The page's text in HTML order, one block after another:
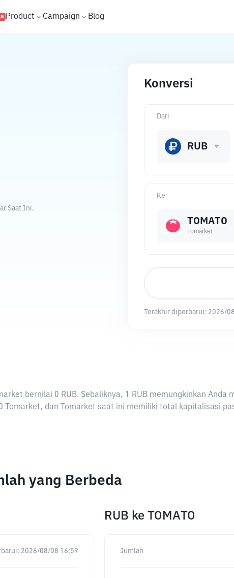
Product Campaign Blog
Saat Ini.
Konversi
Ke
TOMATO
Tomarket
Dari
RUB
Terakhir diperbarui: 2026/
bernilai 0 RUB. Sebaliknya, 1 RUB memungkinkan Anda
Tomarket, dan Tomarket saat ini memiliki total kapitalisasi
yang Berbeda
2026/08/08 16:59
RUB ke TOMATO
Jumlah